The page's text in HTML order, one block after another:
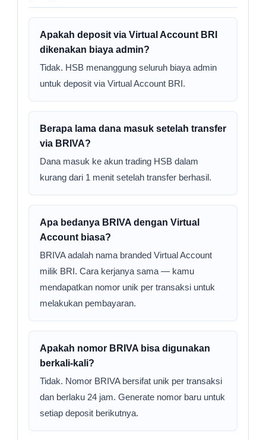
Apakah deposit via Virtual Account BRI
dikenakan biaya admin?
Tidak. HSB menanggung seluruh biaya admin
untuk deposit via Virtual Account BRI.
Berapa lama dana masuk setelah transfer
via BRIVA?
Dana masuk ke akun trading HSB dalam
kurang dari 1 menit setelah transfer berhasil.
Apa bedanya BRIVA dengan Virtual
Account biasa?
BRIVA adalah nama branded Virtual Account
milik BRI. Cara kerjanya sama — kamu
mendapatkan nomor unik per transaksi untuk
melakukan pembayaran.
Apakah nomor BRIVA bisa digunakan
berkali-kali?
Tidak. Nomor BRIVA bersifat unik per transaksi
dan berlaku 24 jam. Generate nomor baru untuk
setiap deposit berikutnya.